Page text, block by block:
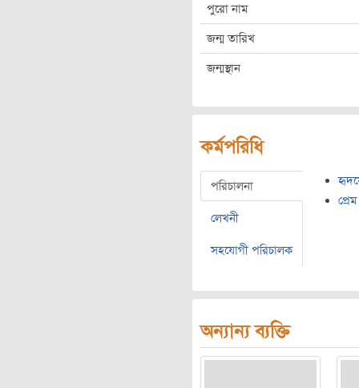
পুরো নাম
জন্ম তারিখ
জন্মস্থান
কর্মপরিধি
পরিচালনা
লেখনী
সহযোগী পরিচালক
অন্যান্য ব্যক্তি